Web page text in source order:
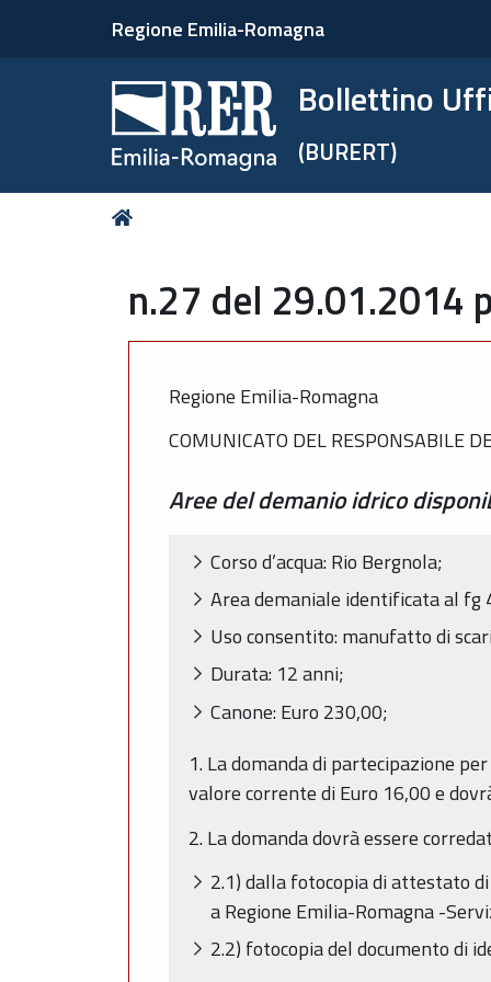
Regione Emilia-Romagna
Bollettino
(BURERT)
Tu
n.27 del 29.01.2014
Regione Emilia-Romagna
COMUNICATO DEL RESPONSABILE
Aree del demanio idrico
Corso d’acqua: Rio Bergnola;
Area demaniale identificata al fg
Uso consentito: manufatto di
Durata: 12 anni;
Canone: Euro 230,00;
1. La domanda di partecipazione
valore corrente di Euro 16,00 e
2. La domanda dovrà essere
2.1) dalla fotocopia di attestato
a Regione Emilia-Romagna -
2.2) fotocopia del documento di